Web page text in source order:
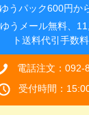
うパック600円か
うメール無料、
ト送料代引手数
電話注文：092-
受付時間：